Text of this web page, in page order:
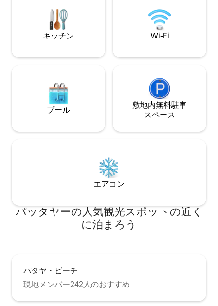
理的で、より快適な滞在ができます。 🛏
寝室のレイアウト 4つの寝室のうち、3つ
は1.8メートルの大きなベッド、1つは1.5
メートルのベッドを備えており、さまざ
素晴らしい時間を共有するのに最適で
き、自宅のような便利さと温かさを楽し
はプライベートプールがあり、水質は透
明で、涼しさとリラクゼーションを楽し
ービスを提供し、清潔で快適な環境を確
ィースペースを備えたヴィラは、家族や
友人と楽しいパーティーを楽しむのに最
ッドルームには独立したテレビがあり、
り、家全体には高速Wi-Fiが備わってお
り、豊かで便利なエンターテイメントと
接続体験を提供します。 🎨 モダンなスタ
生活設備が備わっ
長期滞在でも、自
す。 ✨ヴィラは市内の79秀旁に位置し、
周辺は生活に便利
す。歩行者専用通
いのは、ただの寝
にゆっくりと人生
休暇の時間です。 TMLは、タイのパタヤ
で高級民泊ブラン
棟）を提供するこ
くします。 中国語、英語、タイ語の3か国
キッチン Wi-Fi
プール
敷地内無料駐⁠車
ス⁠ペ⁠ー⁠ス
エアコン
パッタヤーの人気観光スポットの近く
に泊まろう
パタヤ・ビーチ
現地メンバー242人のおすすめ